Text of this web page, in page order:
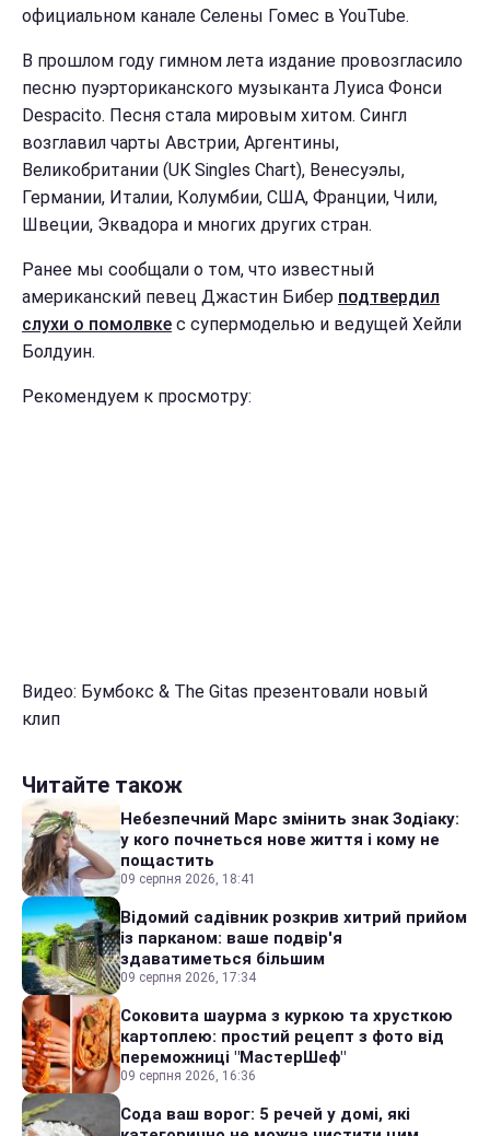
официальном канале Селены Гомес в YouTube.
В прошлом году гимном лета издание провозгласило
песню пуэрториканского музыканта Луиса Фонси
Despacito. Песня стала мировым хитом. Сингл
возглавил чарты Австрии, Аргентины,
Великобритании (UK Singles Chart), Венесуэлы,
Германии, Италии, Колумбии, США, Франции, Чили,
Швеции, Эквадора и многих других стран.
Ранее мы сообщали о том, что известный
американский певец Джастин Бибер подтвердил
слухи о помолвке с супермоделью и ведущей Хейли
Болдуин.
Рекомендуем к просмотру:
Видео: Бумбокс & The Gitas презентовали новый
клип
Читайте також
Небезпечний Марс змінить знак Зодіаку:
у кого почнеться нове життя і кому не
пощастить
09 серпня 2026, 18:41
Відомий садівник розкрив хитрий прийом
із парканом: ваше подвір'я
здаватиметься більшим
09 серпня 2026, 17:34
Соковита шаурма з куркою та хрусткою
картоплею: простий рецепт з фото від
переможниці "МастерШеф"
09 серпня 2026, 16:36
Сода ваш ворог: 5 речей у домі, які